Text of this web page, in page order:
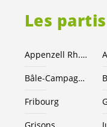
Les
Appenzell Rh.-Ext.
Bâle-Campagne
Fribourg